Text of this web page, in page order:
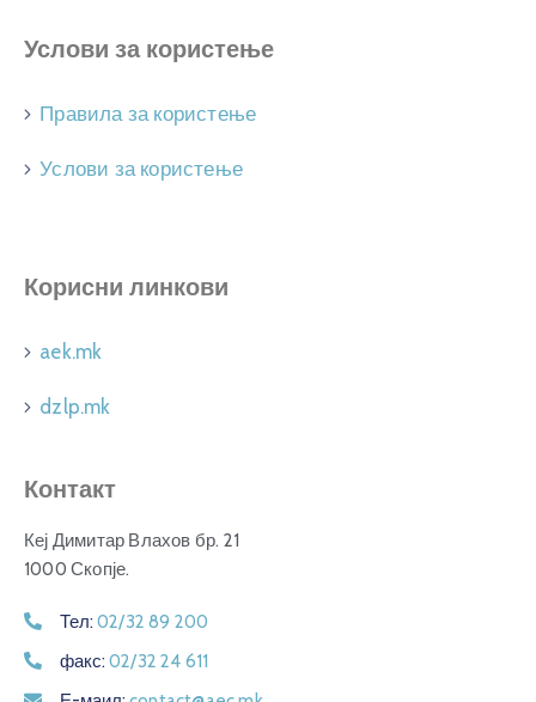
Услови за користење
Правила за користење
Услови за користење
Корисни линкови
aek.mk
dzlp.mk
Контакт
Кеј Димитар Влахов бр. 21
1000 Скопје.
Тел: 02/32 89 200
факс: 02/32 24 611